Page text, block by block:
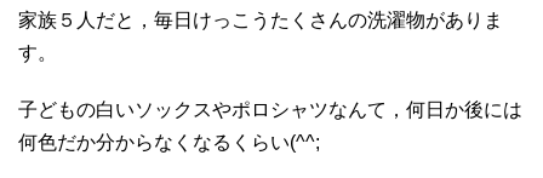
家族５人だと，毎日けっこうたくさんの洗濯物がありま
す。
子どもの白いソックスやポロシャツなんて，何日か後には
何色だか分からなくなるくらい(^^;